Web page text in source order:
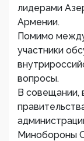
лидерами
Армении.
Помимо
участники
вопросы.
В совещании,
Минобороны